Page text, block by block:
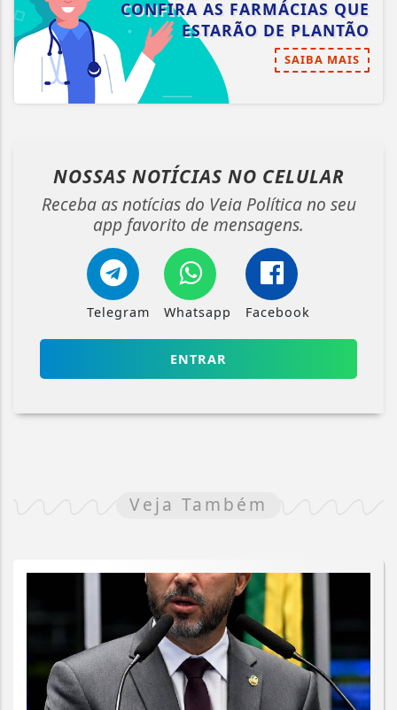
CONFIRA AS FARMÁCIAS QUE
ESTARÃO DE PLANTÃO
SAIBA MAIS
NOSSAS NOTÍCIAS NO CELULAR
Receba as notícias do Veia Política no seu
app favorito de mensagens.
Telegram Whatsapp Facebook
ENTRAR
Veja Também